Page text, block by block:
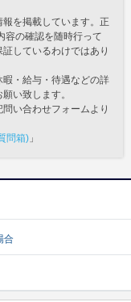
を掲載しています。正
容の確認を随時行って
しているわけではあり
・給与・待遇などの詳
い致します。
い合わせフォームより
問箱) 」
合